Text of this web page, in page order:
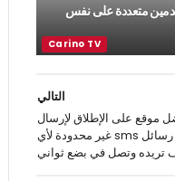
متعددة على نفس
التالي
موقع على الإطلاق لإرسال
رسائل sms غير محدودة لأي
تريده وتصل في بضع ثواني